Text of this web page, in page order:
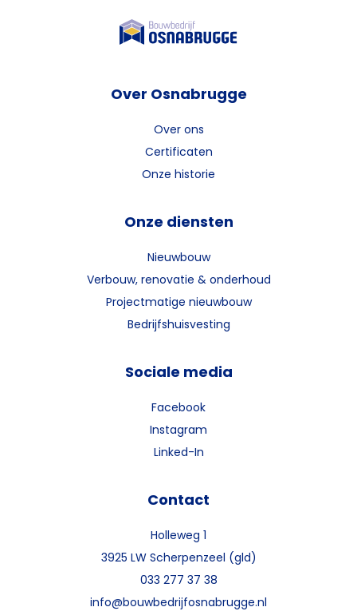
Over Osnabrugge
Over ons
Certificaten
Onze historie
Onze diensten
Nieuwbouw
Verbouw, renovatie & onderhoud
Projectmatige nieuwbouw
Bedrijfshuisvesting
Sociale media
Facebook
Instagram
Linked-In
Contact
Holleweg 1
3925 LW Scherpenzeel (gld)
033 277 37 38
info@bouwbedrijfosnabrugge.nl